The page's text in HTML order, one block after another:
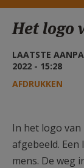
HULP
MIJN
Het logo
LAATSTE
2022 - 15:28
AFDRUKKEN
In het logo
afgebeeld.
mens. De weg